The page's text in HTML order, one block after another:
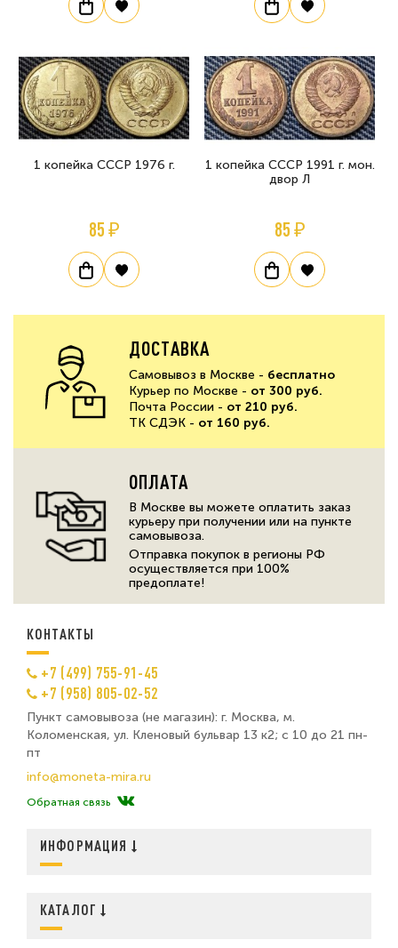
1 копейка СССР 1976 г.
85 ₽
1 копейка СССР 1991 г. мон.
двор Л
85 ₽
ДОСТАВКА
Самовывоз в Москве - бесплатно
Курьер по Москве - от 300 руб.
Почта России - от 210 руб.
ТК СДЭК - от 160 руб.
ОПЛАТА
В Москве вы можете оплатить заказ
курьеру при получении или на пункте
самовывоза.
Отправка покупок в регионы РФ
осуществляется при 100%
предоплате!
КОНТАКТЫ
+7 (499) 755-91-45
+7 (958) 805-02-52
Пункт самовывоза (не магазин): г. Москва, м.
Коломенская, ул. Кленовый бульвар 13 к2; с 10 до 21 пн-
пт
info@moneta-mira.ru
Обратная связь
ИНФОРМАЦИЯ
КАТАЛОГ